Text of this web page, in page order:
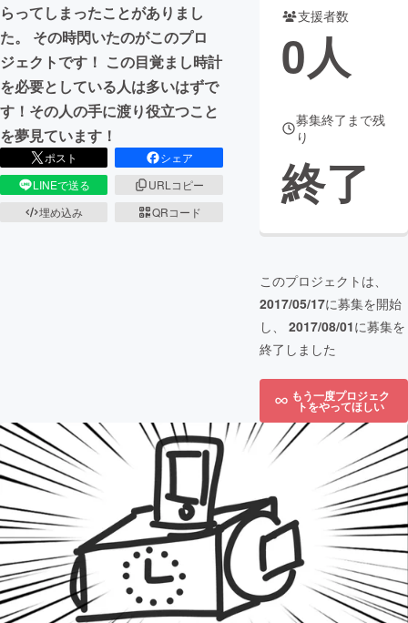
まちづくり・地域活性化
CAMPFIRE for Social Good
CAMPFIRE Creation
CAMPFIREふるさと納税machi-ya
らってしまったことがありまし
た。 その時閃いたのがこのプロ
ジェクトです！ この目覚まし時計
を必要としている人は多いはずで
す！その人の手に渡り役立つこと
を夢見ています！
ポスト
シェア
LINEで送る
URLコピー
埋め込み
QRコード
支援者数
0人
募集終了まで残
り
終了
このプロジェクトは、
2017/05/17に募集を開始
し、 2017/08/01に募集を
終了しました
もう一度プロジェク
トをやってほしい